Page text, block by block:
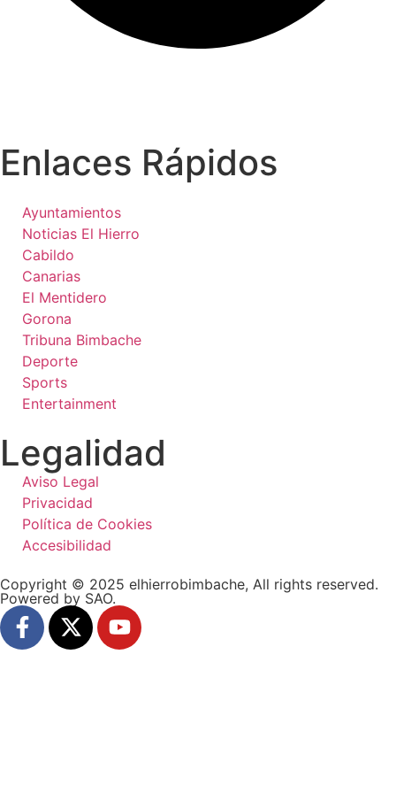
Enlaces Rápidos
Ayuntamientos
Noticias El Hierro
Cabildo
Canarias
El Mentidero
Gorona
Tribuna Bimbache
Deporte
Sports
Entertainment
Legalidad
Aviso Legal
Privacidad
Política de Cookies
Accesibilidad
Copyright © 2025 elhierrobimbache, All rights reserved.
Powered by SAO.